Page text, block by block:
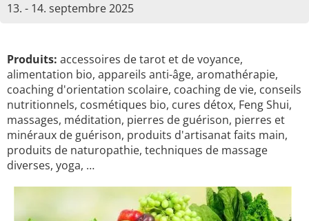
13. - 14. septembre 2025
Produits: accessoires de tarot et de voyance,
alimentation bio, appareils anti-âge, aromathérapie,
coaching d'orientation scolaire, coaching de vie, conseils
nutritionnels, cosmétiques bio, cures détox, Feng Shui,
massages, méditation, pierres de guérison, pierres et
minéraux de guérison, produits d'artisanat faits main,
produits de naturopathie, techniques de massage
diverses, yoga, …